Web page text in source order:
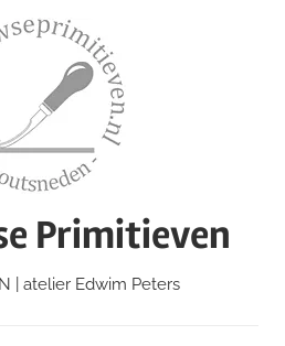
Primitieven
| atelier Edwim Peters